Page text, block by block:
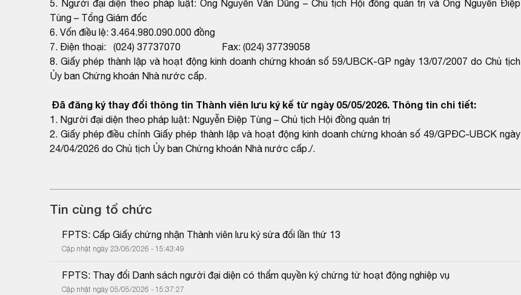
5. Người đại diện theo pháp luật: Ông Nguyễn Văn Dũng – Chủ tịch Hội đồng quản trị và Ông Nguyễn Điệp
Tùng – Tổng Giám đốc
6. Vốn điều lệ: 3.464.980.090.000 đồng
7. Điện thoại: (024) 37737070 Fax: (024) 37739058
8. Giấy phép thành lập và hoạt động kinh doanh chứng khoán số 59/UBCK-GP ngày 13/07/2007 do Chủ tịch
Ủy ban Chứng khoán Nhà nước cấp.
Đã đăng ký thay đổi thông tin Thành viên lưu ký kể từ ngày 05/05/2026. Thông tin chi tiết:
1. Người đại diện theo pháp luật: Nguyễn Điệp Tùng – Chủ tịch Hội đồng quản trị
2. Giấy phép điều chỉnh Giấy phép thành lập và hoạt động kinh doanh chứng khoán số 49/GPĐC-UBCK ngày
24/04/2026 do Chủ tịch Ủy ban Chứng khoán Nhà nước cấp./.
Tin cùng tổ chức
FPTS: Cấp Giấy chứng nhận Thành viên lưu ký sửa đổi lần thứ 13
Cập nhật ngày 23/06/2026 - 15:43:49
FPTS: Thay đổi Danh sách người đại diện có thẩm quyền ký chứng từ hoạt động nghiệp vụ
Cập nhật ngày 05/05/2026 - 15:37:27